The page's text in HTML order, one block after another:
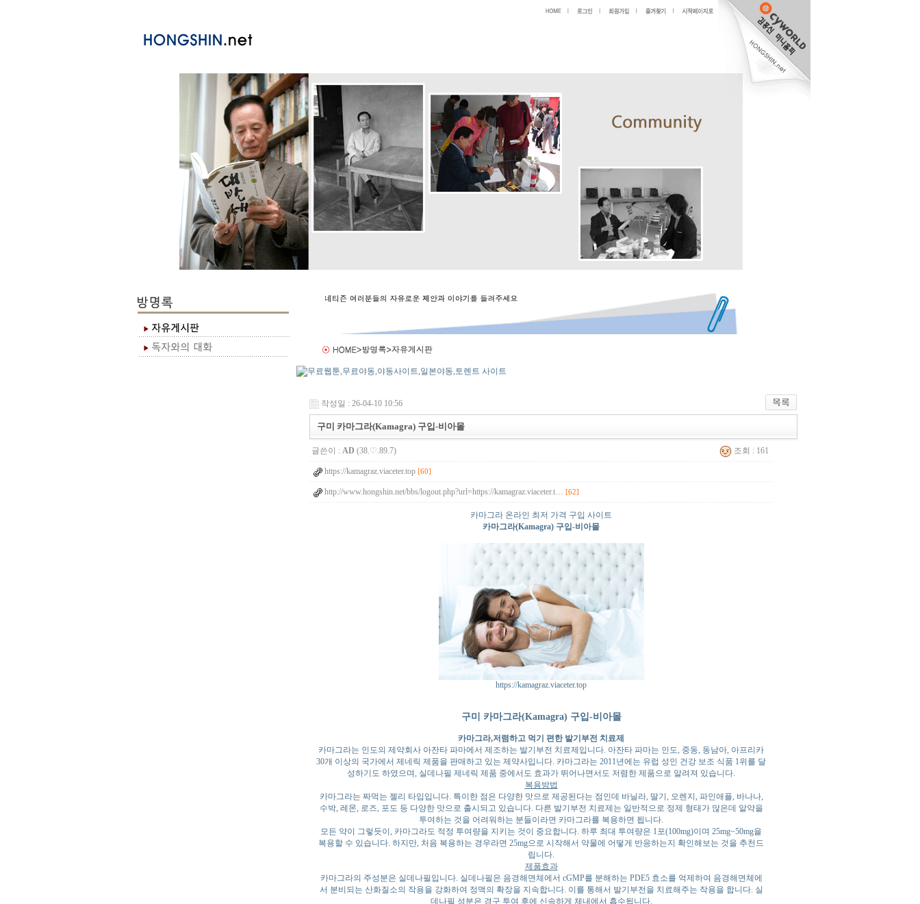
작성일 : 26-04-10 10:56
구미 카마그라(Kamagra) 구입-비아몰
글쓴이 : AD (38.♡.89.7) 조회 : 161
https://kamagraz.viaceter.top [60]
http://www.hongshin.net/bbs/logout.php?url=https://kamagraz.viaceter.t… [62]
카마그라 온라인 최저 가격 구입 사이트
카마그라(Kamagra) 구입-비아몰
https://kamagraz.viaceter.top
구미 카마그라(Kamagra) 구입-비아몰
카마그라,저렴하고 먹기 편한 발기부전 치료제
카마그라는 인도의 제약회사 아잔타 파마에서 제조하는 발기부전 치료제입니다. 아잔타 파마는 인도, 중동, 동남아, 아프리카
30개 이상의 국가에서 제네릭 제품을 판매하고 있는 제약사입니다. 카마그라는 2011년에는 유럽 성인 건강 보조 식품 1위를 달
성하기도 하였으며, 실데나필 제네릭 제품 중에서도 효과가 뛰어나면서도 저렴한 제품으로 알려져 있습니다.
복용방법
카마그라는 짜먹는 젤리 타입입니다. 특이한 점은 다양한 맛으로 제공된다는 점인데 바닐라, 딸기, 오렌지, 파인애플, 바나나,
수박, 레몬, 로즈, 포도 등 다양한 맛으로 출시되고 있습니다. 다른 발기부전 치료제는 일반적으로 정제 형태가 많은데 알약을
투여하는 것을 어려워하는 분들이라면 카마그라를 복용하면 됩니다.
모든 약이 그렇듯이, 카마그라도 적정 투여량을 지키는 것이 중요합니다. 하루 최대 투여량은 1포(100mg)이며 25mg~50mg을
복용할 수 있습니다. 하지만, 처음 복용하는 경우라면 25mg으로 시작해서 약물에 어떻게 반응하는지 확인해보는 것을 추천드
립니다.
제품효과
카마그라의 주성분은 실데나필입니다. 실데나필은 음경해면체에서 cGMP를 분해하는 PDE5 효소를 억제하여 음경해면체에
서 분비되는 산화질소의 작용을 강화하여 정맥의 확장을 지속합니다. 이를 통해서 발기부전을 치료해주는 작용을 합니다. 실
데나필 성분은 경구 투여 후에 신속하게 체내에서 흡수됩니다.